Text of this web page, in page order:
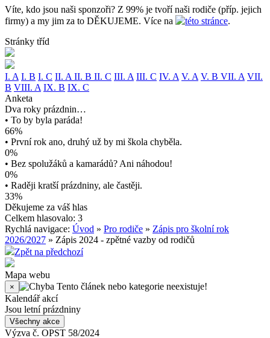
Víte, kdo jsou naši sponzoři? Z 99% je tvoří naši rodiče (příp. jejich
firmy) a my jim za to DĚKUJEME. Více na
této stránce.
Stránky tříd
I. A I. B I. C II. A II. B II. C III. A III. C IV. A V. A V. B VII. A VII.
B VIII. A IX. B IX. C
Anketa
Dva roky prázdnin…
• To by byla paráda!
66%
• První rok ano, druhý už by mi škola chyběla.
0%
• Bez spolužáků a kamarádů? Ani náhodou!
0%
• Raději kratší prázdniny, ale častěji.
33%
Děkujeme za váš hlas
Celkem hlasovalo: 3
Rychlá navigace: Úvod » Pro rodiče » Zápis pro školní rok
2026/2027 » Zápis 2024 - zpětné vazby od rodičů
Zpět na předchozí
Mapa webu
×
Tento článek nebo kategorie neexistuje!
Kalendář akcí
Jsou letní prázdniny
Všechny akce
Výzva č. OPST 58/2024